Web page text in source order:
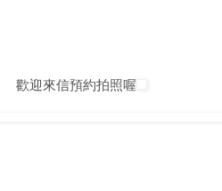
歡迎來信預約拍照喔